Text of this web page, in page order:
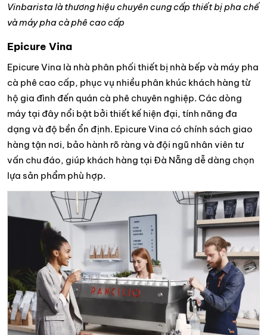
Vinbarista là thương hiệu chuyên cung cấp thiết bị pha chế
và máy pha cà phê cao cấp
Epicure Vina
Epicure Vina là nhà phân phối thiết bị nhà bếp và máy pha
cà phê cao cấp, phục vụ nhiều phân khúc khách hàng từ
hộ gia đình đến quán cà phê chuyên nghiệp. Các dòng
máy tại đây nổi bật bởi thiết kế hiện đại, tính năng đa
dạng và độ bền ổn định. Epicure Vina có chính sách giao
hàng tận nơi, bảo hành rõ ràng và đội ngũ nhân viên tư
vấn chu đáo, giúp khách hàng tại Đà Nẵng dễ dàng chọn
lựa sản phẩm phù hợp.